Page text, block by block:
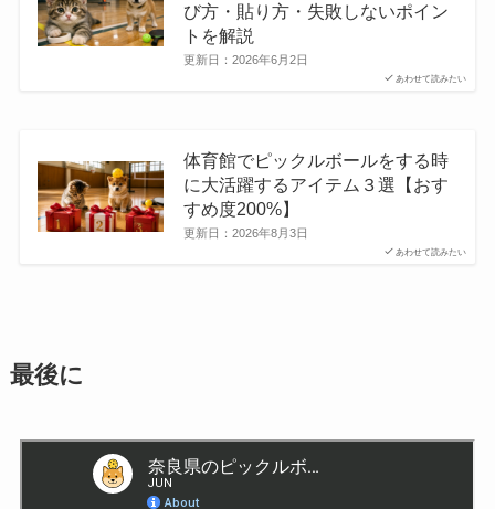
あわせて読みたい
び方・貼り方・失敗しないポイン
トを解説
更新日： 2026年6月2日
あわせて読みたい
体育館でピックルボールをする時
に大活躍するアイテム３選【おす
すめ度200%】
更新日： 2026年8月3日
最後に